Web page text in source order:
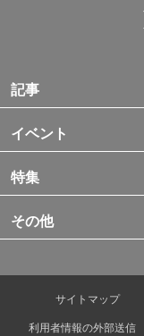
記事
イベント
特集
その他
サイトマップ
利用者情報の外部送信